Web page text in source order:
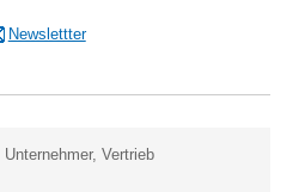
Newslettter
Unternehmer,Vertrieb